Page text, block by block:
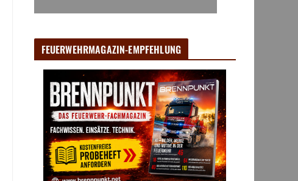
FEUERWEHRMAGAZIN-EMPFEHLUNG